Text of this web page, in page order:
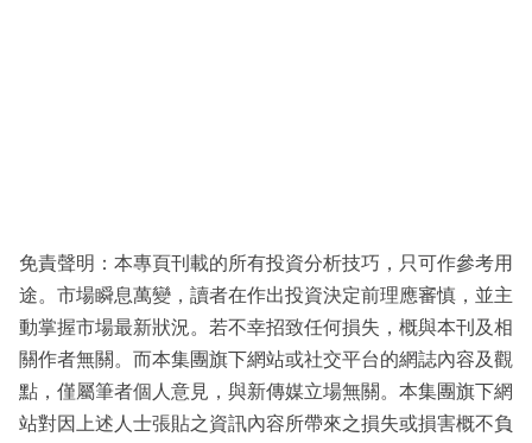
免責聲明：本專頁刊載的所有投資分析技巧，只可作參考用
途。市場瞬息萬變，讀者在作出投資決定前理應審慎，並主
動掌握市場最新狀況。若不幸招致任何損失，概與本刊及相
關作者無關。而本集團旗下網站或社交平台的網誌內容及觀
點，僅屬筆者個人意見，與新傳媒立場無關。本集團旗下網
站對因上述人士張貼之資訊內容所帶來之損失或損害概不負